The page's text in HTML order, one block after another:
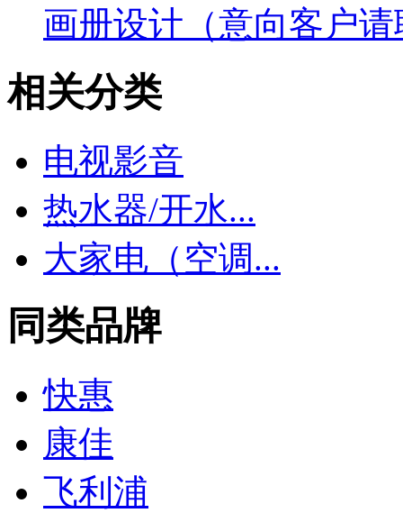
画册设计（意向客户请
相关分类
电视影音
热水器/开水...
大家电（空调...
同类品牌
快惠
康佳
飞利浦